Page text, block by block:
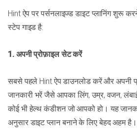
Hint ऐप पर पर्सनलाइज्ड डाइट प्लानिंग शुरू
स्टेप गाइड है:
1. अपनी प्रोफ़ाइल सेट करें
सबसे पहले Hint ऐप डाउनलोड करें और अपनी
जानकारी भरें जैसे आपका लिंग, उम्र, वजन,
कोई भी हेल्थ कंडीशन जो आपको हो। यह
अनुसार डाइट प्लान बनाने के लिए बेहद अहम है।